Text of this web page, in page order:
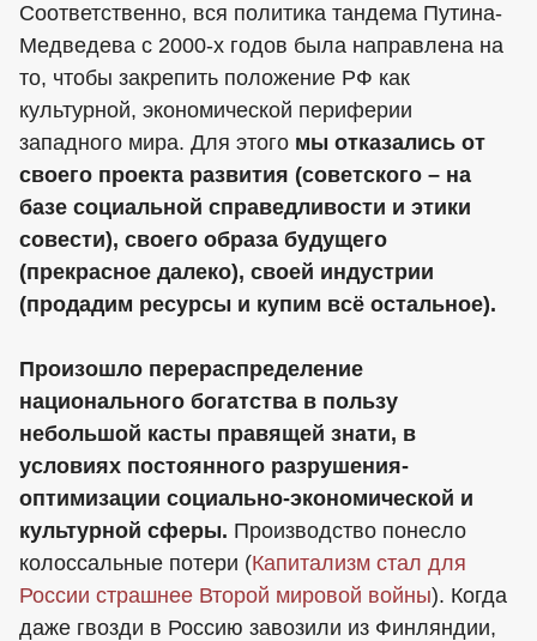
Соответственно, вся политика тандема Путина-
Медведева с 2000-х годов была направлена на
то, чтобы закрепить положение РФ как
культурной, экономической периферии
западного мира. Для этого мы отказались от
своего проекта развития (советского – на
базе социальной справедливости и этики
совести), своего образа будущего
(прекрасное далеко), своей индустрии
(продадим ресурсы и купим всё остальное).
Произошло перераспределение
национального богатства в пользу
небольшой касты правящей знати, в
условиях постоянного разрушения-
оптимизации социально-экономической и
культурной сферы. Производство понесло
колоссальные потери (Капитализм стал для
России страшнее Второй мировой войны). Когда
даже гвозди в Россию завозили из Финляндии,